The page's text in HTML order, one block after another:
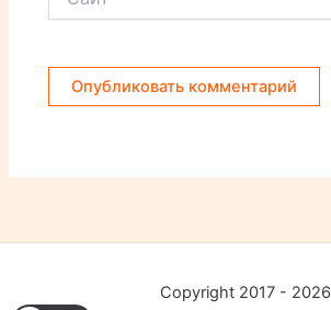
Copyright 2017 - 2026